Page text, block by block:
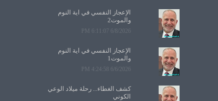
الإعجاز النفسي في آية النوم
والموت2
6/8/2026 6:11:07 PM
الإعجاز النفسي في آية النوم
والموت1
6/6/2026 4:24:58 PM
كشف الغطاء... رحلة ميلاد الوعي
الكوني